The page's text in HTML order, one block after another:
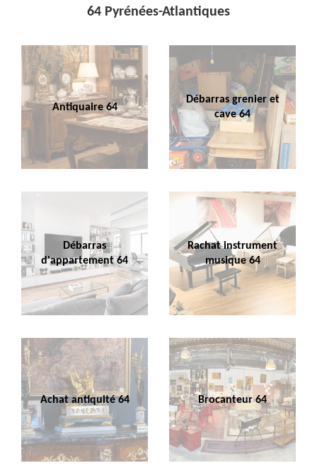
64 Pyrénées-Atlantiques
Antiquaire 64
Débarras grenier et
cave 64
Débarras
d'appartement 64
Rachat instrument
musique 64
Achat antiquité 64 Brocanteur 64